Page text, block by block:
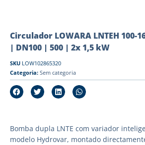
Circulador LOWARA LNTEH 100-
| DN100 | 500 | 2x 1,5 kW
SKU LOW102865320
Categoria: Sem categoria
Bomba dupla LNTE com variador
modelo Hydrovar, montado